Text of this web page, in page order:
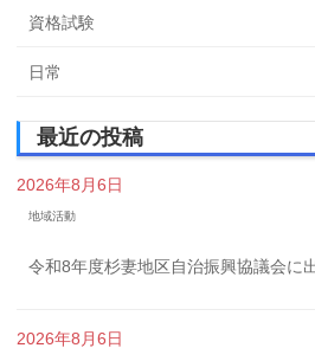
資格試験
日常
最近の投稿
2026年8月6日
地域活動
令和8年度杉妻地区自治振興協議会に
2026年8月6日